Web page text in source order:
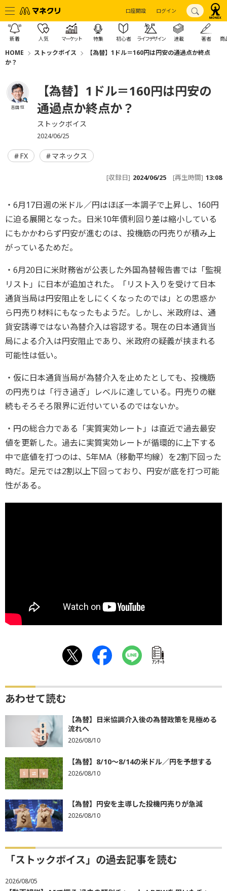
口座開設 ログイン
新着 人気 マーケット 特集 初心者 ライフデザイン 連載 著者 商
HOME ストックボイス
【為替】1ドル＝160円は円安の通過点か終点
か？
吉田 恒
【為替】1ドル＝160円は円安の
通過点か終点か？
ストックボイス
2024/06/25
FX マネックス
[収録日] 2024/06/25 [再生時間] 13:08
・6月17日週の米ドル／円はほぼ一本調子で上昇し、160円
に迫る展開となった。日米10年債利回り差は縮小している
にもかかわらず円安が進むのは、投機筋の円売りが積み上
がっているためだ。
・6月20日に米財務省が公表した外国為替報告書では「監視
リスト」に日本が追加された。「リスト入りを受けて日本
通貨当局は円安阻止をしにくくなったのでは」との思惑か
ら円売り材料にもなったもようだ。しかし、米政府は、通
貨安誘導ではない為替介入は容認する。現在の日本通貨当
局による介入は円安阻止であり、米政府の疑義が挟まれる
可能性は低い。
・仮に日本通貨当局が為替介入を止めたとしても、投機筋
の円売りは「行き過ぎ」レベルに達している。円売りの継
続もそろそろ限界に近付いているのではないか。
・円の総合力である「実質実効レート」は直近で過去最安
値を更新した。過去に実質実効レートが循環的に上下する
中で底値を打つのは、5年MA（移動平均線）を2割下回った
時だ。足元では2割以上下回っており、円安が底を打つ可能
性がある。
ｱﾝｹｰﾄ
あわせて読む
【為替】日米協調介入後の為替政策を見極める
流れへ
2026/08/10
【為替】8/10～8/14の米ドル／円を予想する
2026/08/10
【為替】円安を主導した投機円売りが急減
2026/08/10
「ストックボイス」の過去記事を読む
2026/08/05